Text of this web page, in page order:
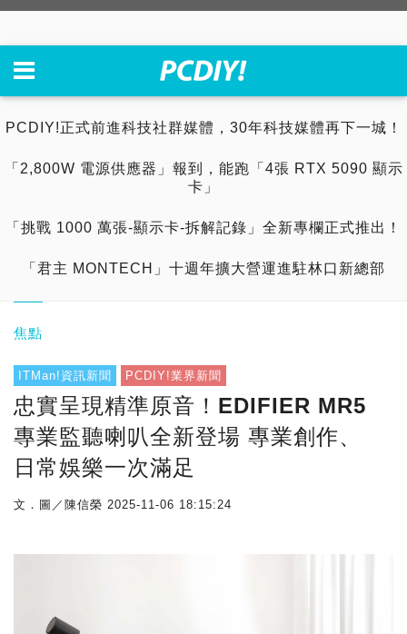
PCDIY!正式前進科技社群媒體，30年科技媒體再下一城！
「2,800W 電源供應器」報到，能跑「4張 RTX 5090 顯示
卡」
「挑戰 1000 萬張-顯示卡-拆解記錄」全新專欄正式推出！
「君主 MONTECH」十週年擴大營運進駐林口新總部
焦點
ITMan!資訊新聞 PCDIY!業界新聞
忠實呈現精準原音！EDIFIER MR5
專業監聽喇叭全新登場 專業創作、
日常娛樂一次滿足
文．圖／陳信榮 2025-11-06 18:15:24